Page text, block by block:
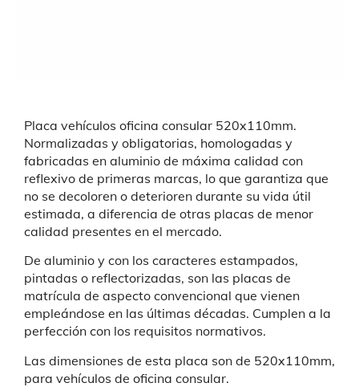
Placa vehículos oficina consular 520x110mm.
Normalizadas y obligatorias, homologadas y
fabricadas en aluminio de máxima calidad con
reflexivo de primeras marcas, lo que garantiza que
no se decoloren o deterioren durante su vida útil
estimada, a diferencia de otras placas de menor
calidad presentes en el mercado.
De aluminio y con los caracteres estampados,
pintadas o reflectorizadas, son las placas de
matrícula de aspecto convencional que vienen
empleándose en las últimas décadas. Cumplen a la
perfección con los requisitos normativos.
Las dimensiones de esta placa son de 520x110mm,
para vehículos de oficina consular.